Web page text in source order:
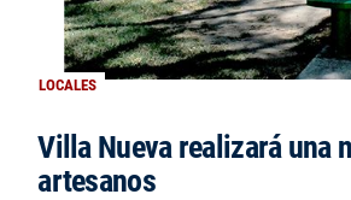
LOCALES
Villa Nueva realizará una
artesanos